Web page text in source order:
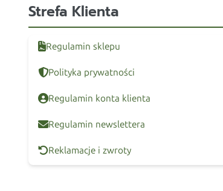
Strefa Klienta
Regulamin sklepu
Polityka prywatności
Regulamin konta klienta
Regulamin newslettera
Reklamacje i zwroty